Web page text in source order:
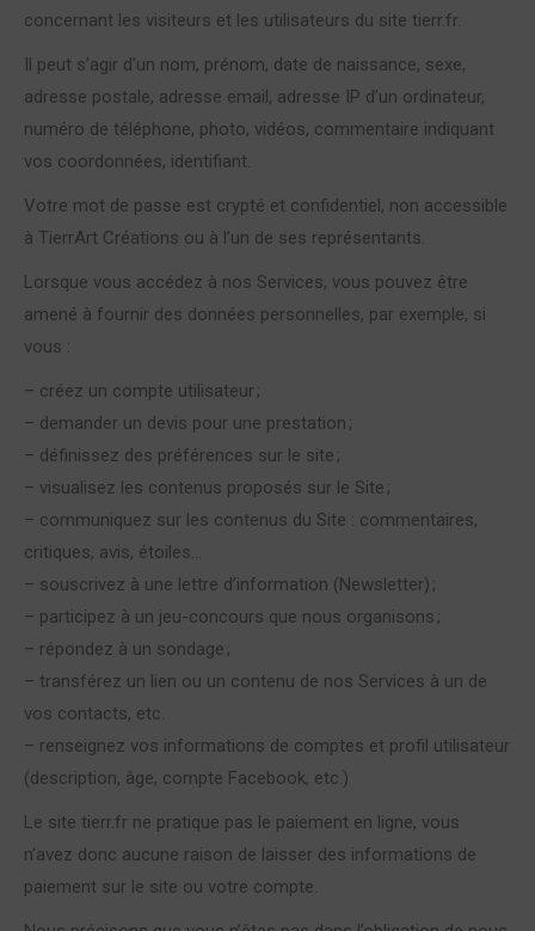
concernant les visiteurs et les utilisateurs du site tierr.fr.
Il peut s’agir d’un nom, prénom, date de naissance, sexe,
adresse postale, adresse email, adresse IP d’un ordinateur,
numéro de téléphone, photo, vidéos, commentaire indiquant
vos coordonnées, identifiant.
Votre mot de passe est crypté et confidentiel, non accessible
à TierrArt Créations ou à l’un de ses représentants.
Lorsque vous accédez à nos Services, vous pouvez être
amené à fournir des données personnelles, par exemple, si
vous :
– créez un compte utilisateur ;
– demander un devis pour une prestation ;
– définissez des préférences sur le site ;
– visualisez les contenus proposés sur le Site ;
– communiquez sur les contenus du Site : commentaires,
critiques, avis, étoiles…
– souscrivez à une lettre d’information (Newsletter) ;
– participez à un jeu-concours que nous organisons ;
– répondez à un sondage ;
– transférez un lien ou un contenu de nos Services à un de
vos contacts, etc.
– renseignez vos informations de comptes et profil utilisateur
(description, âge, compte Facebook, etc.)
Le site tierr.fr ne pratique pas le paiement en ligne, vous
n’avez donc aucune raison de laisser des informations de
paiement sur le site ou votre compte.